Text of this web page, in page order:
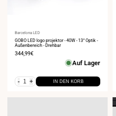
Anbieter:
Barcelona LED
GOBO LED logo projektor - 40W - 13° Optik -
Außenbereich - Drehbar
Verkaufspreis
344,99€
Auf Lager
- + IN DEN KORB